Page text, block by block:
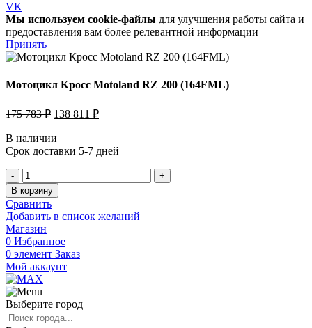
VK
Мы используем cookie-файлы для улучшения работы сайта и
предоставления вам более релевантной информации
Принять
Мотоцикл Кросс Motoland RZ 200 (164FML)
175 783₽ Первоначальная
составляла
175
138 811 ₽Текущая
811 ₽.
В наличии
Срок доставки 5-7 дней
Количество
товара
Мотоцикл
Кросс
Motoland
RZ
200
(164FML)
В корзину
Сравнить
Добавить в список желаний
Магазин
0 Избранное
0 элемент Заказ
Мой аккаунт
Выберите город